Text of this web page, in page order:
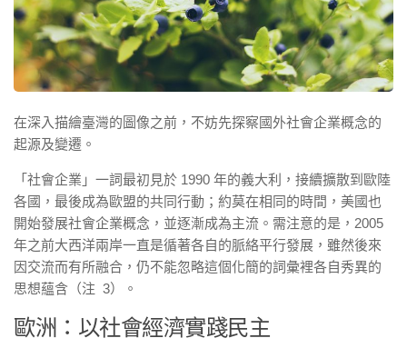
在深入描繪臺灣的圖像之前，不妨先探察國外社會企業概念的
起源及變遷。
「社會企業」一詞最初見於 1990 年的義大利，接續擴散到歐陸
各國，最後成為歐盟的共同行動；約莫在相同的時間，美國也
開始發展社會企業概念，並逐漸成為主流。需注意的是，2005
年之前大西洋兩岸一直是循著各自的脈絡平行發展，雖然後來
因交流而有所融合，仍不能忽略這個化簡的詞彙裡各自秀異的
思想蘊含（注 3）。
歐洲：以社會經濟實踐民主